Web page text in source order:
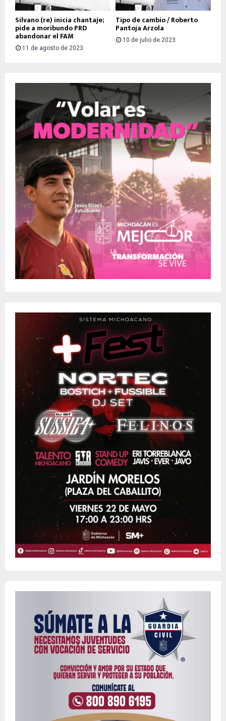
Silvano (re) inicia chantaje;
pide a moribundo PRD
abandonar el FAM
11 de agosto de 2023
Tipo de cambio / Roberto
Pantoja Arzola
10 de julio de 2023